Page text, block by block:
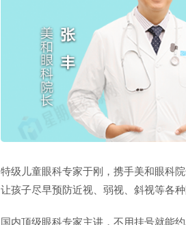
特级儿童眼科专家于刚，携手美和眼科
让孩子尽早预防近视、弱视、斜视等各
国内顶级眼科专家主讲，不用挂号就能